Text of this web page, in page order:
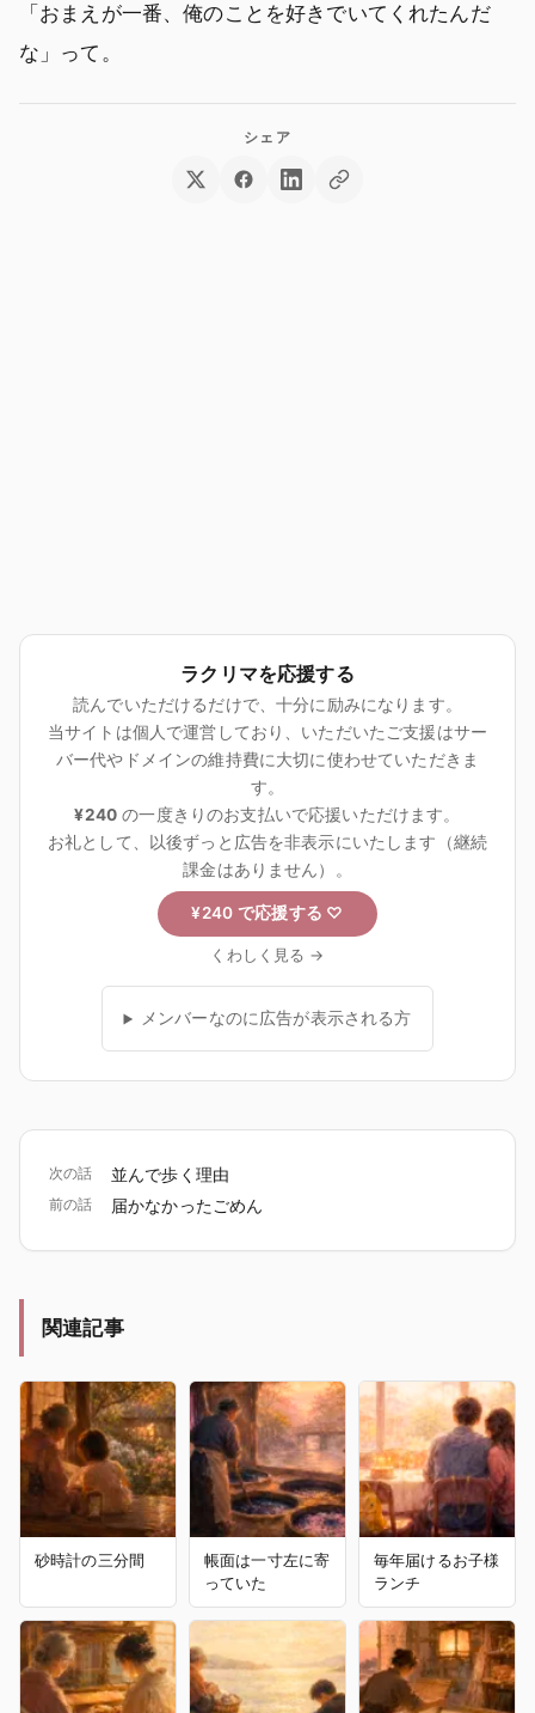
「おまえが一番、俺のことを好きでいてくれたんだ
な」って。
ラクリマを応援する
読んでいただけるだけで、十分に励みになります。
当サイトは個人で運営しており、いただいたご支援はサー
バー代やドメインの維持費に大切に使わせていただきま
す。
¥240 の一度きりのお支払いで応援いただけます。
お礼として、以後ずっと広告を非表示にいたします（継続
課金はありません）。
¥240 で応援する ♡
くわしく見る →
メンバーなのに広告が表示される方
次の話 並んで歩く理由
前の話 届かなかったごめん
関連記事
砂時計の三分間
帳面は一寸左に寄
っていた
毎年届けるお子様
ランチ